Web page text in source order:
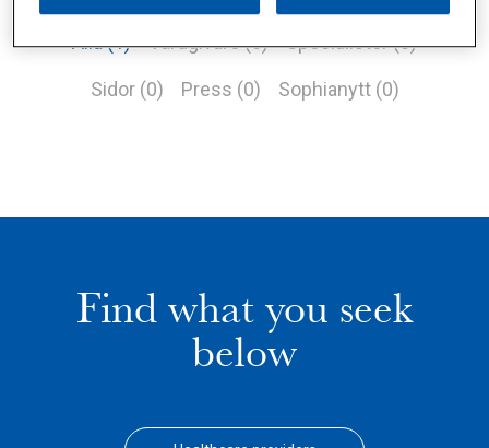
Alla (1) Vårdgivare (0) Specialister (0)
Sidor (0) Press (0) Sophianytt (0)
Find what you seek
below